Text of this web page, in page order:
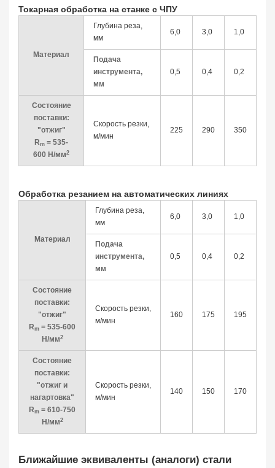
Токарная обработка на станке с ЧПУ
Материал
Глубина реза,
мм
6,0 3,0 1,0
Подача
инструмента,
мм
0,5 0,4 0,2
Состояние
поставки:
"отжиг"
Rm = 535-
600 Н/мм2
Скорость резки,
м/мин
225 290 350
Обработка резанием на автоматических линиях
Материал
Глубина реза,
мм
6,0 3,0 1,0
Подача
инструмента,
мм
0,5 0,4 0,2
Состояние
поставки:
"отжиг"
Rm = 535-600
Н/мм2
Скорость резки,
м/мин
160 175 195
Состояние
поставки:
"отжиг и
нагартовка"
Rm = 610-750
Н/мм2
Скорость резки,
м/мин
140 150 170
Ближайшие эквиваленты (аналоги) стали